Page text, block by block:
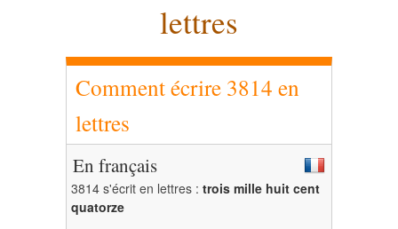
lettres
Comment écrire 3814 en
lettres
En français
3814 s'écrit en lettres : trois mille huit cent
quatorze